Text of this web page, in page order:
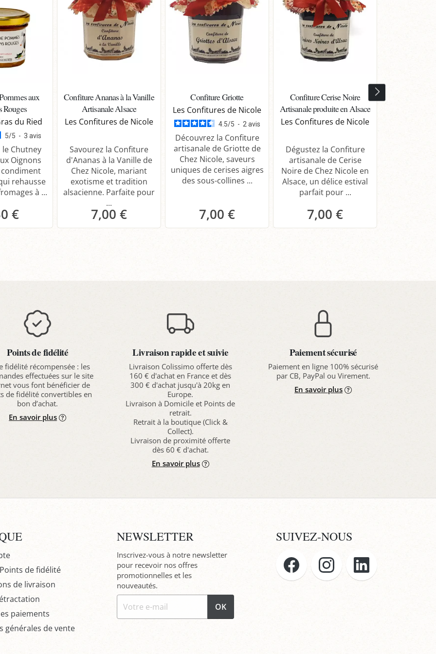
aux
Rouges
du Ried
5/5 - 3 avis
Chutney
Oignons
condiment
rehausse
à ...
€
Confiture Ananas à la Vanille
Artisanale Alsace
Les Confitures de Nicole
Savourez la Confiture
d'Ananas à la Vanille de
Chez Nicole, mariant
exotisme et tradition
alsacienne. Parfaite pour
...
7,00 €
Confiture Griotte
Les Confitures de Nicole
4.5/5 - 2 avis
Découvrez la Confiture
artisanale de Griotte de
Chez Nicole, saveurs
uniques de cerises aigres
des sous-collines ...
7,00 €
Confiture Cerise Noire
Artisanale produite en Alsace
Les Confitures de Nicole
Dégustez la Confiture
artisanale de Cerise
Noire de Chez Nicole en
Alsace, un délice estival
parfait pour ...
7,00 €
Points de fidélité
fidélité récompensée : les
effectuées sur le site
vous font bénéficier de
de fidélité convertibles en
bon d’achat.
En savoir plus
Livraison rapide et suivie
Livraison Colissimo offerte dès
160 € d'achat en France et dès
300 € d'achat jusqu'à 20kg en
Europe.
Livraison à Domicile et Points de
retrait.
Retrait à la boutique (Click &
Collect).
Livraison de proximité offerte
dès 60 € d'achat.
En savoir plus
Paiement sécurisé
Paiement en ligne 100% sécurisé
par CB, PayPal ou Virement.
En savoir plus
de fidélité
de livraison
paiements
générales de vente
NEWSLETTER
Inscrivez-vous à notre newsletter
pour recevoir nos offres
promotionnelles et les
nouveautés.
OK
SUIVEZ-NOUS